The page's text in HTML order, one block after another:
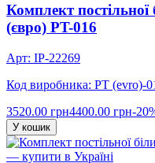
Комплект
(євро) PT-016
Арт: IP-22269
Код виробника: PT (evro)-
3520.00 грн4400.00 грн-
У кошик